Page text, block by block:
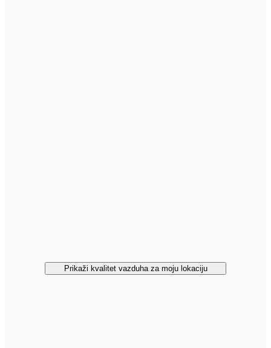
Prikaži kvalitet vazduha za moju lokaciju